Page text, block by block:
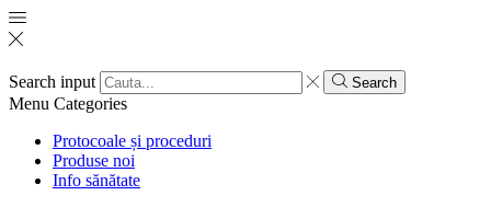
Search input Search
Menu Categories
Protocoale și proceduri
Produse noi
Info sănătate